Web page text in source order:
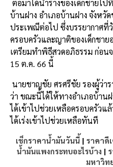
ต่อมาได้นำร่างของเด็กชายไ
บ้านฝาง อำเภอบ้านฝาง จังห
ประเพณีต่อไป ซึ่งบรรยากาศที่
ครอบครัวและญาติของเด็กชา
เตรียมทำพิธีสวดอภิธรรม ก่อ
15 ต.ค. 66 นี้
นายชาญชัย ศรศรีชัย รองผู้ว่า
ว่า ขณะนี้ได้ให้ทางอำเภอบ้าน
ได้เข้าไปช่วยเหลือครอบครัวแ
ได้เร่งเข้าไปช่วยเหลือทันที
เช็กราคาน้ำมันวันนี้ | ราคาดี
น้ำมันแพงกระทบอะไรบ้าง |
มหาวิท